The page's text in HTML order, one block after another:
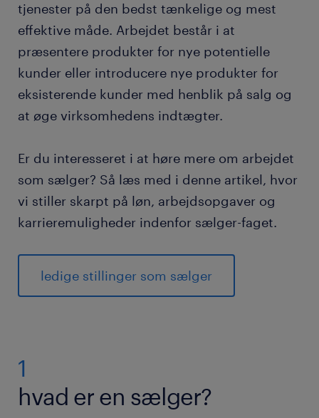
arbejdsmiljø og arbejdstider
uddannelse og karrieremuligheder
fordele ved at finde et job som sælger via
Randstad
ofte stillede spørgsmål
tjenester på den bedst tænkelige og mest
effektive måde. Arbejdet består i at
præsentere produkter for nye potentielle
kunder eller introducere nye produkter for
eksisterende kunder med henblik på salg og
at øge virksomhedens indtægter.
Er du interesseret i at høre mere om arbejdet
som sælger? Så læs med i denne artikel, hvor
vi stiller skarpt på løn, arbejdsopgaver og
karrieremuligheder indenfor sælger-faget.
ledige stillinger som sælger
1
hvad er en sælger?